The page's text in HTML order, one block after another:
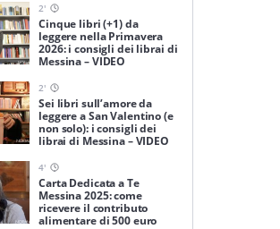
2'
Cinque libri (+1) da
leggere nella Primavera
2026: i consigli dei librai di
Messina – VIDEO
2'
Sei libri sull’amore da
leggere a San Valentino (e
non solo): i consigli dei
librai di Messina – VIDEO
4'
Carta Dedicata a Te
Messina 2025: come
ricevere il contributo
alimentare di 500 euro